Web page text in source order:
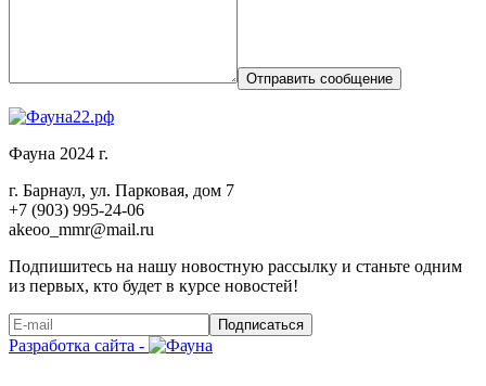
Отправить сообщение
Фауна 2024 г.
г. Барнаул, ул. Парковая, дом 7
+7 (903) 995-24-06
akeoo_mmr@mail.ru
Подпишитесь на нашу новостную рассылку и станьте одним
из первых, кто будет в курсе новостей!
Подписаться
Разработка сайта -